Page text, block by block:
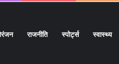
राजनीति स्पोर्ट्स स्वास्थ्य
संचालित हो रही कांवड़ यात्रा